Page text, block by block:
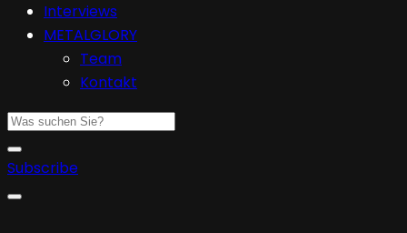
Interviews
METALGLORY
Team
Kontakt
Subscribe